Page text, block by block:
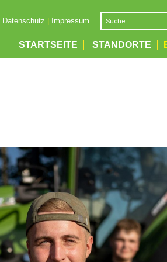
Datenschutz Impressum
STARTSEITE STANDORTE